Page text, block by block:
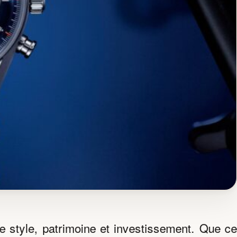
style, patrimoine et investissement. Que ce